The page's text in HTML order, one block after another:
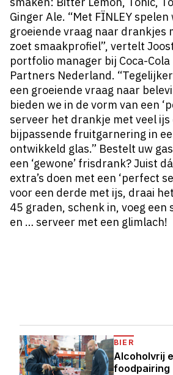
Ginger Ale. “Met FÏNLEY spelen
groeiende vraag naar drankjes
zoet smaakprofiel”, vertelt
portfolio manager bij Coca-Cola
Partners Nederland.
een groeiende vraag naar
bieden we in de vorm van een
serveer het drankje met veel ijs
bijpassende fruitgarnering in
ontwikkeld glas.” Bestelt uw
een ‘gewone’ frisdrank? Juist
extra’s doen met een ‘perfect
voor een derde met ijs, draai
45 graden, schenk in, voeg
en … serveer met een glimlach!
BIER
Alcoholvrij
foodpairing